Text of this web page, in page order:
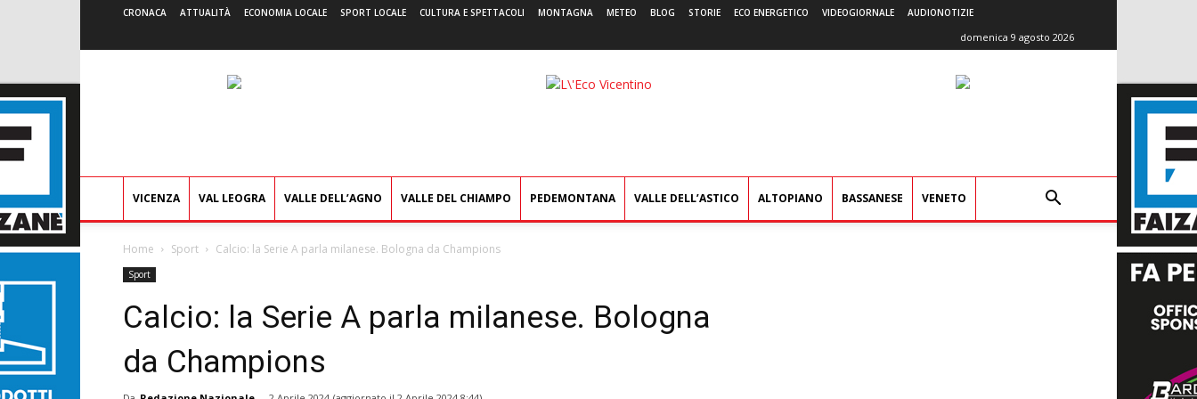
CRONACA ATTUALITÀ ECONOMIA LOCALE SPORT LOCALE CULTURA E SPETTACOLI MONTAGNA METEO BLOG STORIE ECO ENERGETICO VIDEOGIORNALE AUDIONOTIZIE
domenica 9 agosto 2026
L'Eco
VICENZA VAL LEOGRA VALLE DELL’AGNO VALLE DEL CHIAMPO PEDEMONTANA VALLE DELL’ASTICO ALTOPIANO BASSANESE VENETO
Home Sport Calcio: la Serie A parla milanese. Bologna da Champions
Sport
Calcio: la Serie A parla milanese. Bologna
da Champions